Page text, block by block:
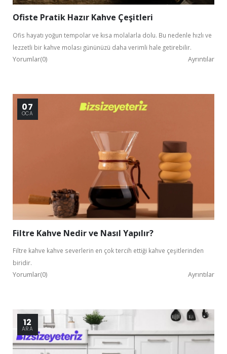
%30'a
varan indirimlerden yararlan.
Ofiste Pratik Hazır Kahve Çeşitleri
Ofis hayatı yoğun tempolar ve kısa molalarla dolu. Bu nedenle hızlı ve
lezzetli bir kahve molası gününüzü daha verimli hale getirebilir.
Yorumlar(0) Ayrıntılar
07
OCA
Filtre Kahve Nedir ve Nasıl Yapılır?
Filtre kahve kahve severlerin en çok tercih ettiği kahve çeşitlerinden
biridir.
Yorumlar(0) Ayrıntılar
12
ARA